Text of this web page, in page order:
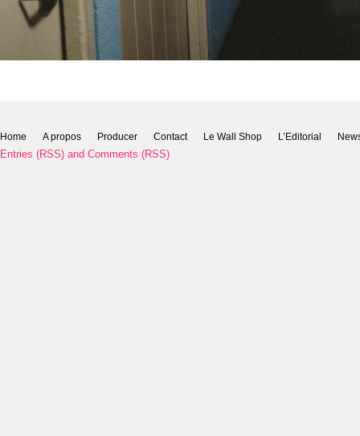
Home A propos Producer Contact Le Wall Shop L’Editorial
Entries (RSS) and Comments (RSS)